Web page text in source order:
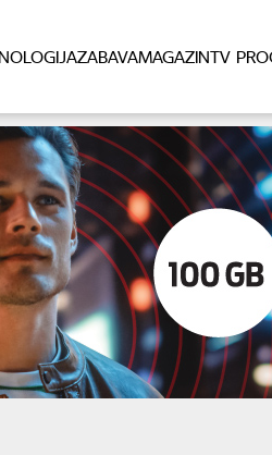
ZABAVAMAGAZINTV